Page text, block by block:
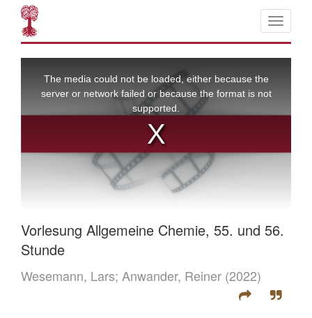
Vorlesung Allgemeine Chemie, 55. und 56.
Stunde
Wesemann, Lars; Anwander, Reiner (2022)